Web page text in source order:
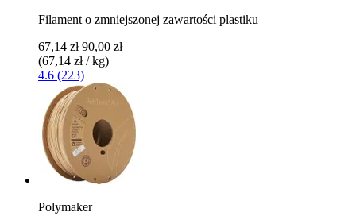
Filament o zmniejszonej zawartości plastiku
67,14 zł 90,00 zł
(67,14 zł / kg)
4.6 (223)
Polymaker